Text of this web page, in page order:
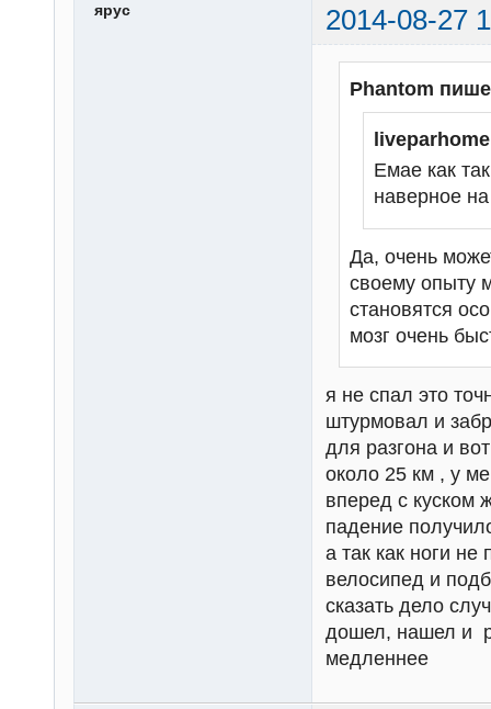
ярус 2014-08-27
Phantom
Емае как
наверное
Да, очень
своему опыту
становятся
мозг очень
я не спал это
штурмовал и
для разгона и
около 25 км , у
вперед с куском
падение
а так как ноги
велосипед и
сказать дело
дошел, нашел и
медленнее